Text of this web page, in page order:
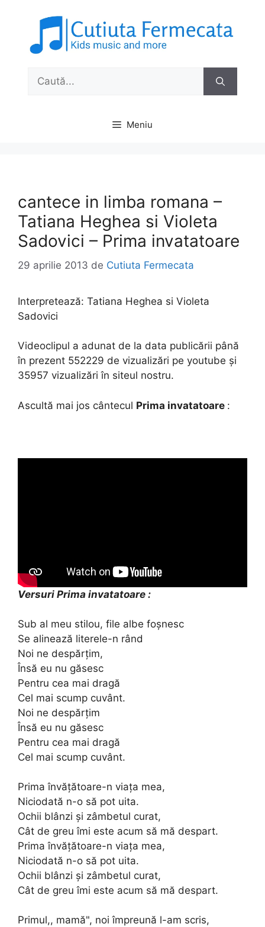
Caută
Meniu
cantece in limba romana –
Tatiana Heghea si Violeta
Sadovici – Prima invatatoare
29 aprilie 2013 de Cutiuta Fermecata
Interpretează: Tatiana Heghea si Violeta
Sadovici
Videoclipul a adunat de la data publicării până
în prezent 552229 de vizualizări pe youtube și
35957 vizualizări în siteul nostru.
Ascultă mai jos cântecul Prima invatatoare :
Versuri Prima invatatoare :
Sub al meu stilou, file albe foșnesc
Se alinează literele-n rând
Noi ne despărțim,
Însă eu nu găsesc
Pentru cea mai dragă
Cel mai scump cuvânt.
Noi ne despărțim
Însă eu nu găsesc
Pentru cea mai dragă
Cel mai scump cuvânt.
Prima învățătoare-n viața mea,
Niciodată n-o să pot uita.
Ochii blânzi și zâmbetul curat,
Cât de greu îmi este acum să mă despart.
Prima învățătoare-n viața mea,
Niciodată n-o să pot uita.
Ochii blânzi și zâmbetul curat,
Cât de greu îmi este acum să mă despart.
Primul,, mamă", noi împreună l-am scris,